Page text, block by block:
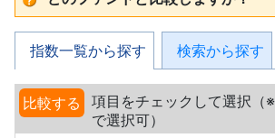
指数一覧から探す 検索から探す
比較する
項目をチェックして選択（
で選択可）